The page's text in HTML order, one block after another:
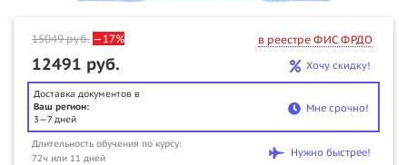
15049руб. —17% в реестре ФИС ФРДО
12491 руб. Хочу скидку!
Доставка документов в
Ваш регион:
3—7 дней
Мне срочно!
Длительность обучения по курсу:
72ч или 11 дней
Нужно быстрее!